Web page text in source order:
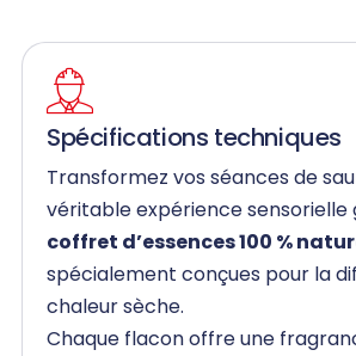
Spécifications techniques
Transformez vos séances de
véritable expérience sensorielle
coffret d’essences 100 %
spécialement conçues pour la
chaleur sèche.
Chaque flacon offre une